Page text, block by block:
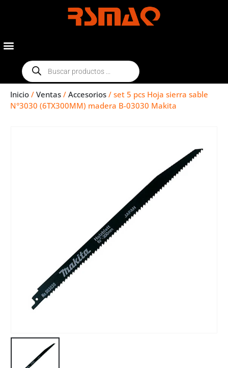
Inicio / Ventas / Accesorios / set 5 pcs Hoja sierra sable
N°3030 (6TX300MM) madera B-03030 Makita